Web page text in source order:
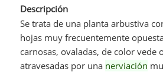
Descripción
Se trata de una planta arbustiva
hojas muy frecuentemente
carnosas, ovaladas, de color vede
atravesadas por una nerviación